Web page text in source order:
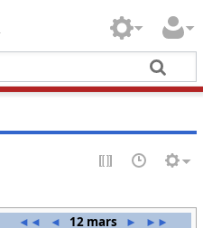
◄◄ ◄ 12 mars ►
►►